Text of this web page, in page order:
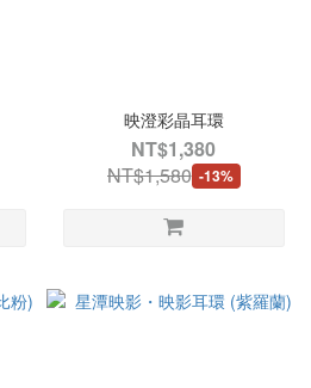
映澄彩晶耳環
NT$1,380
NT$1,580 -13%